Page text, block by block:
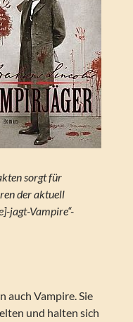
sorgt für
der aktuell
jagt-Vampire“-
auch Vampire. Sie
und halten sich